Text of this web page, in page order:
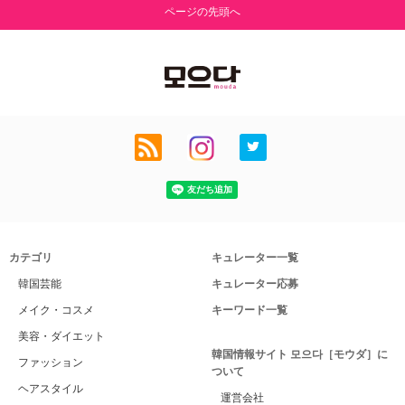
ページの先頭へ
カテゴリ
韓国芸能
メイク・コスメ
美容・ダイエット
ファッション
ヘアスタイル
キュレーター一覧
キュレーター応募
キーワード一覧
韓国情報サイト 모으다［モウダ］に
ついて
運営会社